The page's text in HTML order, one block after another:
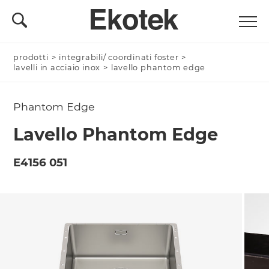
prodotti > integrabili/ coordinati foster >
lavelli in acciaio inox > lavello phantom edge
Phantom Edge
Lavello Phantom Edge
E4156 051
Nominativo *